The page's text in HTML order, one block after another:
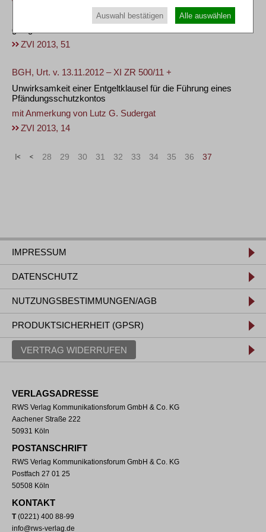
VG Düsseldorf, Urt. v. 05.09.2012 – 20 K 1012/12
Kein Anspruch einer natürlichen Person auf Anerkennung als
geeignete Stelle i.S.d. § 305 Abs. 1 Nr. 1 InsO
ZVI 2013, 51
BGH, Urt. v. 13.11.2012 – XI ZR 500/11 +
Unwirksamkeit einer Entgeltklausel für die Führung eines
Pfändungsschutzkontos
mit Anmerkung von Lutz G. Sudergat
ZVI 2013, 14
« < 28 29 30 31 32 33 34 35 36 37
IMPRESSUM
DATENSCHUTZ
NUTZUNGSBESTIMMUNGEN/AGB
PRODUKTSICHERHEIT (GPSR)
VERTRAG WIDERRUFEN
VERLAGSADRESSE
RWS Verlag Kommunikationsforum GmbH & Co. KG
Aachener Straße 222
50931 Köln
POSTANSCHRIFT
RWS Verlag Kommunikationsforum GmbH & Co. KG
Postfach 27 01 25
50508 Köln
KONTAKT
T(0221) 400 88-99
info@rws-verlag.de
Auswahl bestätigen Alle auswählen